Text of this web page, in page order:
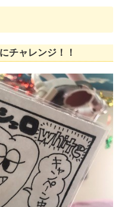
チャレンジ！！